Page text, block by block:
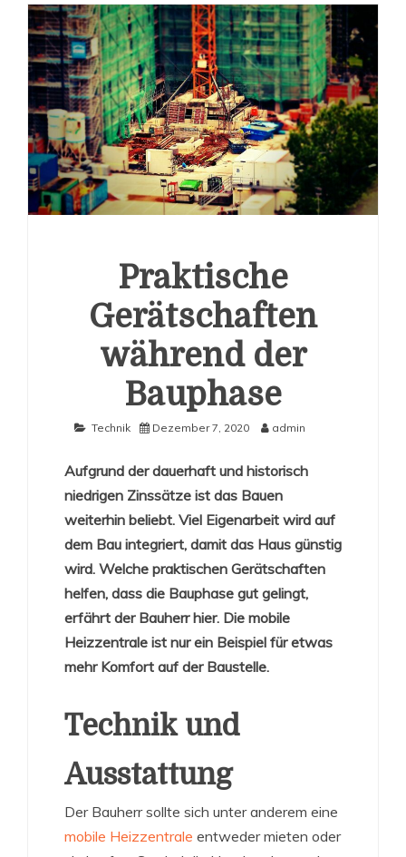
Praktische
Gerätschaften
während der
Bauphase
Technik Dezember 7, 2020 admin
Aufgrund der dauerhaft und historisch
niedrigen Zinssätze ist das Bauen
weiterhin beliebt. Viel Eigenarbeit wird auf
dem Bau integriert, damit das Haus günstig
wird. Welche praktischen Gerätschaften
helfen, dass die Bauphase gut gelingt,
erfährt der Bauherr hier. Die mobile
Heizzentrale ist nur ein Beispiel für etwas
mehr Komfort auf der Baustelle.
Technik und
Ausstattung
Der Bauherr sollte sich unter anderem eine
mobile Heizzentrale entweder mieten oder